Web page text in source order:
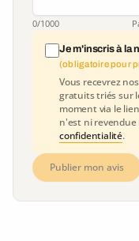
0/1000
Je m'inscris à la
(obligatoire pour
Vous recevrez
gratuits triés sur
moment via le
n'est ni revendue
confidentialité.
Publier mon avis